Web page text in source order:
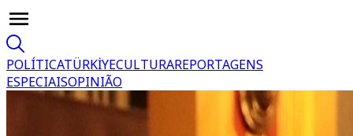
POLÍTICATÜRKİYECULTURAREPORTAGENS
ESPECIAISOPINIÃO